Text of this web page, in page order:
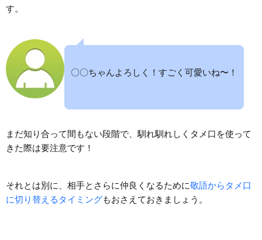
す。
〇〇ちゃんよろしく！すごく可愛いね〜！
まだ知り合って間もない段階で、馴れ馴れしくタメ口を使って
きた際は要注意です！
それとは別に、相手とさらに仲良くなるために敬語からタメ口
に切り替えるタイミングもおさえておきましょう。